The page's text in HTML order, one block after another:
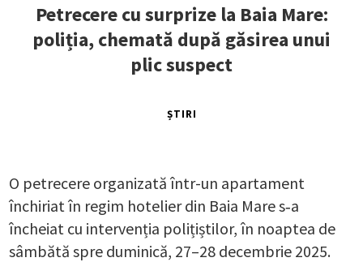
Petrecere cu surprize la Baia Mare:
poliția, chemată după găsirea unui
plic suspect
ȘTIRI
O petrecere organizată într-un apartament
închiriat în regim hotelier din Baia Mare s‑a
încheiat cu intervenția polițiștilor, în noaptea de
sâmbătă spre duminică, 27–28 decembrie 2025.